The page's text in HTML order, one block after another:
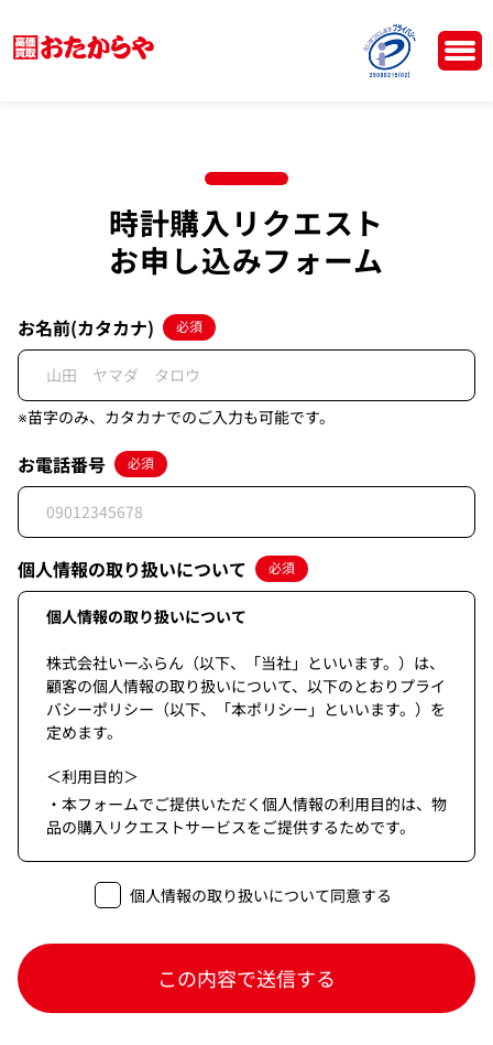
時計購入リクエスト
お申し込みフォーム
お名前(カタカナ) 必須
※苗字のみ、カタカナでのご入力も可能です。
お電話番号 必須
個人情報の取り扱いについて 必須
個人情報の取り扱いについて
株式会社いーふらん（以下、「当社」といいます。）は、
顧客の個人情報の取り扱いについて、以下のとおりプライ
バシーポリシー（以下、「本ポリシー」といいます。）を
定めます。
＜利用目的＞
・本フォームでご提供いただく個人情報の利用目的は、物
品の購入リクエストサービスをご提供するためです。
・当個人情報は法令等に基づく場合を除き本人の同意なく
・当個人情報の取扱いの委託することがあります。委託に
あたっては、その取扱いを委託された個人情報の安全管理
個人情報の取り扱いについて同意する